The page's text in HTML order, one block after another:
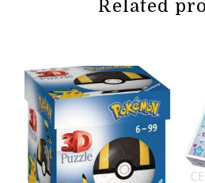
Related